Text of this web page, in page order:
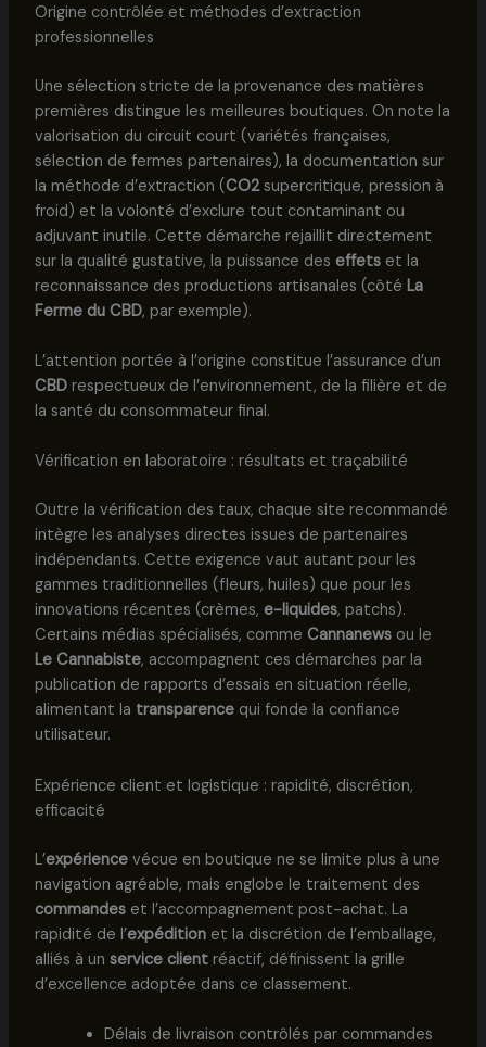
Origine contrôlée et méthodes d’extraction
professionnelles
Une sélection stricte de la provenance des matières
premières distingue les meilleures boutiques. On note la
valorisation du circuit court (variétés françaises,
sélection de fermes partenaires), la documentation sur
la méthode d’extraction (CO2supercritique, pression à
froid) et la volonté d’exclure tout contaminant ou
adjuvant inutile. Cette démarche rejaillit directement
sur la qualité gustative, la puissance des effetset la
reconnaissance des productions artisanales (côté La
Ferme du CBD, par exemple).
L’attention portée à l’origine constitue l’assurance d’un
CBDrespectueux de l’environnement, de la filière et de
la santé du consommateur final.
Vérification en laboratoire : résultats et traçabilité
Outre la vérification des taux, chaque site recommandé
intègre les analyses directes issues de partenaires
indépendants. Cette exigence vaut autant pour les
gammes traditionnelles (fleurs, huiles) que pour les
innovations récentes (crèmes, e-liquides, patchs).
Certains médias spécialisés, comme Cannanewsou le
Le Cannabiste, accompagnent ces démarches par la
publication de rapports d’essais en situation réelle,
alimentant la transparencequi fonde la confiance
utilisateur.
Expérience client et logistique : rapidité, discrétion,
efficacité
L’expériencevécue en boutique ne se limite plus à une
navigation agréable, mais englobe le traitement des
commandeset l’accompagnement post-achat. La
rapidité de l’expéditionet la discrétion de l’emballage,
alliés à un service clientréactif, définissent la grille
d’excellence adoptée dans ce classement.
Délais de livraison contrôlés par commandes